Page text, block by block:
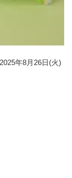
年8月26日(火)